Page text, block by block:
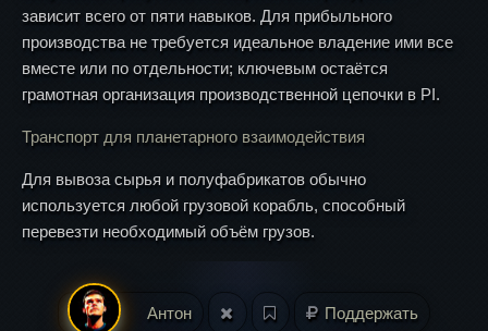
зависит всего от пяти навыков. Для прибыльного
производства не требуется идеальное владение ими все
вместе или по отдельности; ключевым остаётся
грамотная организация производственной цепочки в PI.
Транспорт для планетарного взаимодействия
Для вывоза сырья и полуфабрикатов обычно
используется любой грузовой корабль, способный
перевезти необходимый объём грузов.
Антон Поддержать